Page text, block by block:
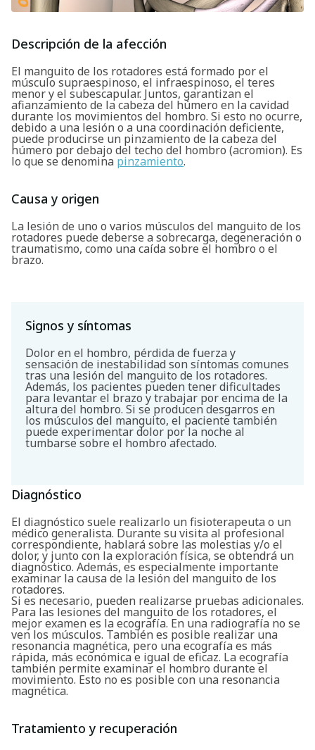
Descripción de la afección
El manguito de los rotadores está formado por el
músculo supraespinoso, el infraespinoso, el teres
menor y el subescapular. Juntos, garantizan el
afianzamiento de la cabeza del húmero en la cavidad
durante los movimientos del hombro. Si esto no ocurre,
debido a una lesión o a una coordinación deficiente,
puede producirse un pinzamiento de la cabeza del
húmero por debajo del techo del hombro (acromion). Es
lo que se denomina pinzamiento.
Causa y origen
La lesión de uno o varios músculos del manguito de los
rotadores puede deberse a sobrecarga, degeneración o
traumatismo, como una caída sobre el hombro o el
brazo.
Signos y síntomas
Dolor en el hombro, pérdida de fuerza y
sensación de inestabilidad son síntomas comunes
tras una lesión del manguito de los rotadores.
Además, los pacientes pueden tener dificultades
para levantar el brazo y trabajar por encima de la
altura del hombro. Si se producen desgarros en
los músculos del manguito, el paciente también
puede experimentar dolor por la noche al
tumbarse sobre el hombro afectado.
Diagnóstico
El diagnóstico suele realizarlo un fisioterapeuta o un
médico generalista. Durante su visita al profesional
correspondiente, hablará sobre las molestias y/o el
dolor, y junto con la exploración física, se obtendrá un
diagnóstico. Además, es especialmente importante
examinar la causa de la lesión del manguito de los
rotadores.
Si es necesario, pueden realizarse pruebas adicionales.
Para las lesiones del manguito de los rotadores, el
mejor examen es la ecografía. En una radiografía no se
ven los músculos. También es posible realizar una
resonancia magnética, pero una ecografía es más
rápida, más económica e igual de eficaz. La ecografía
también permite examinar el hombro durante el
movimiento. Esto no es posible con una resonancia
magnética.
Tratamiento y recuperación